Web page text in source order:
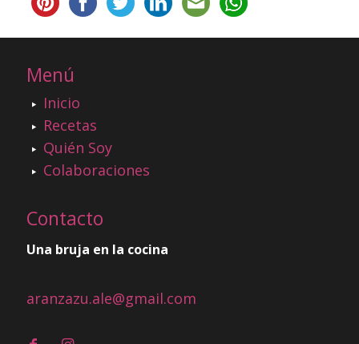
Menú
Inicio
Recetas
Quién Soy
Colaboraciones
Contacto
Una bruja en la cocina
aranzazu.ale@gmail.com